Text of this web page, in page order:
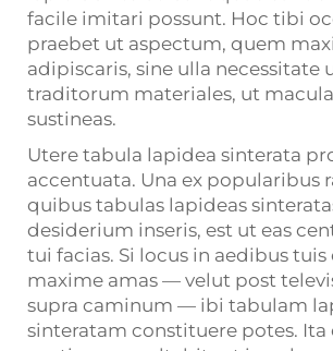
facile imitari possunt. Hoc tibi
praebet ut aspectum, quem
adipiscaris, sine ulla necessitate
traditorum materiales, ut
sustineas.
Utere tabula lapidea sinterata
accentuata. Una ex popularibus
quibus tabulas lapideas
desiderium inseris, est ut eas
tui facias. Si locus in aedibus tuis
maxime amas — velut post
supra caminum — ibi tabulam
sinteratam constituere potes. Ita